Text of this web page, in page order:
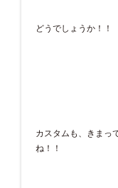
どうでしょうか！！
カスタムも、きまっ
ね！！